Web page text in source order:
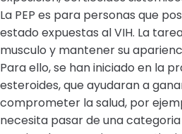
La PEP es para personas que
estado expuestas al VIH. La
musculo y mantener su
Para ello, se han iniciado en la
esteroides, que ayudaran a
comprometer la salud, por
necesita pasar de una